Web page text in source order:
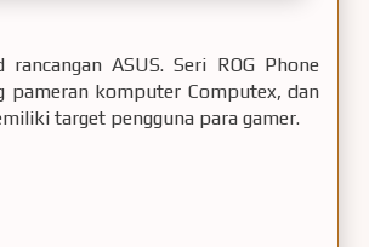
ASUS. Seri ROG Phone
pameran komputer Computex, dan
target pengguna para gamer.